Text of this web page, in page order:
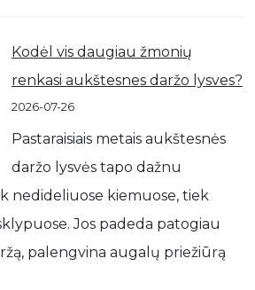
Kodėl vis daugiau žmonių
renkasi aukštesnes daržo lysves?
2026-07-26
Pastaraisiais metais aukštesnės
daržo lysvės tapo dažnu
nedideliuose kiemuose, tiek
Jos padeda patogiau
palengvina augalų priežiūrą